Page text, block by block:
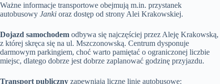
Ważne informacje transportowe obejmują m.in. przystanek
autobusowy Janki oraz dostęp od strony Alei Krakowskiej.
Dojazd samochodem odbywa się najczęściej przez Aleję Krakowską,
z której skręca się na ul. Mszczonowską. Centrum dysponuje
darmowym parkingiem, choć warto pamiętać o ograniczonej liczbie
miejsc, dlatego dobrze jest dobrze zaplanować godzinę przyjazdu.
Transport publiczny zapewniają liczne linie autobusowe: